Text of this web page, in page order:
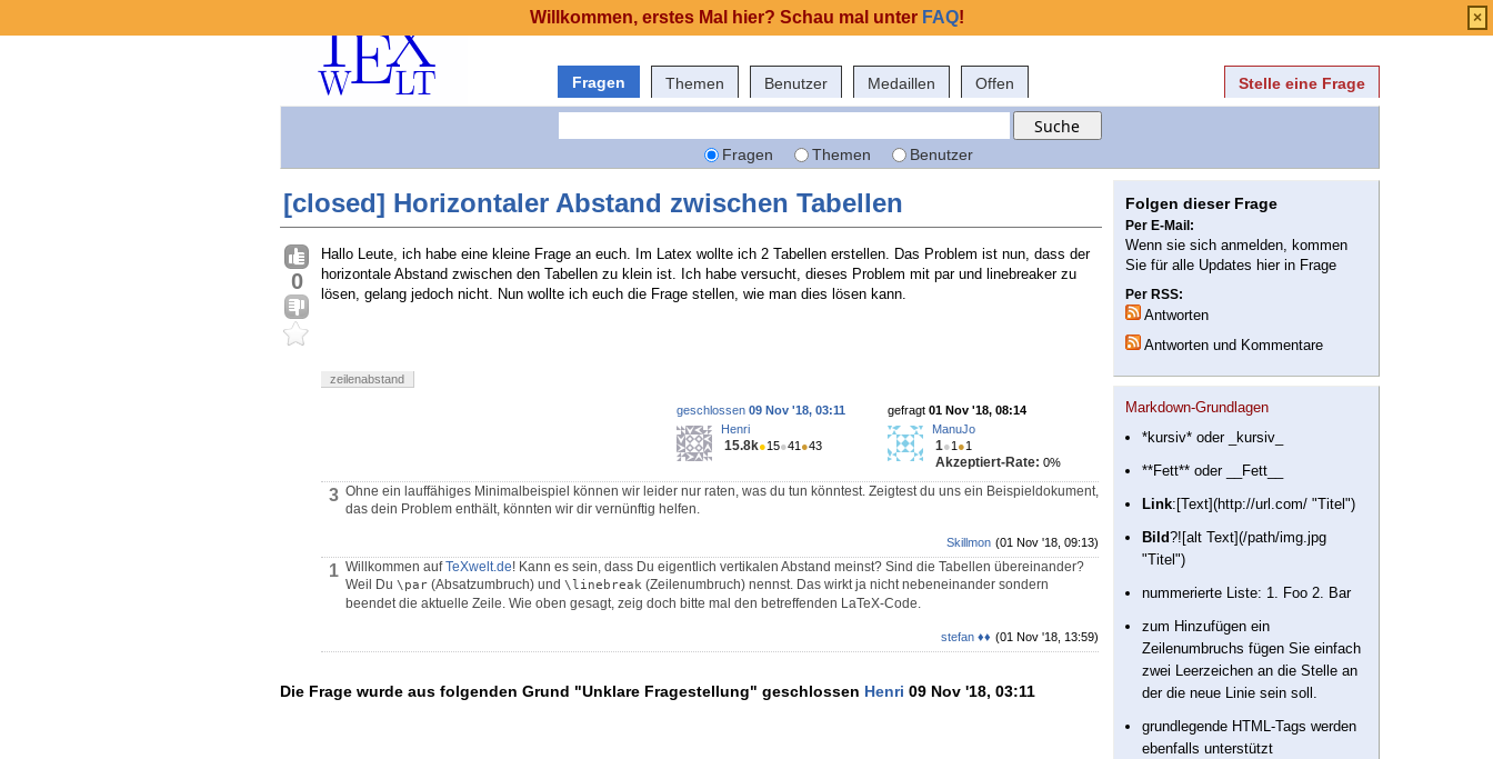
Fragen Themen Benutzer Medaillen Offen Stelle eine Frage
Fragen Themen Benutzer
[closed] Horizontaler Abstand zwischen Tabellen
0
Hallo Leute, ich habe eine kleine Frage an euch. Im Latex wollte ich 2 Tabellen erstellen. Das Problem ist nun, dass der
horizontale Abstand zwischen den Tabellen zu klein ist. Ich habe versucht, dieses Problem mit par und linebreaker zu
lösen, gelang jedoch nicht. Nun wollte ich euch die Frage stellen, wie man dies lösen kann.
zeilenabstand
gefragt 01 Nov '18, 08:14
ManuJo
1●1 ●1
Akzeptiert-Rate: 0%
geschlossen 09 Nov '18, 03:11
Henri
15.8k●15●41 ●43
3 Ohne ein lauffähiges Minimalbeispiel können wir leider nur raten, was du tun könntest. Zeigtest du uns ein Beispieldokument,
das dein Problem enthält, könnten wir dir vernünftig helfen.
(01 Nov '18, 09:13)
Skillmon
1 Willkommen aufTeXwelt.de! Kann es sein, dass Du eigentlich vertikalen Abstand meinst? Sind die Tabellen übereinander?
Weil Du \par (Absatzumbruch) und \linebreak (Zeilenumbruch) nennst. Das wirkt ja nicht nebeneinander sondern
beendet die aktuelle Zeile. Wie oben gesagt, zeig doch bitte mal den betreffenden LaTeX-Code.
(01 Nov '18, 13:59)
stefan ♦♦
Die Frage wurde aus folgenden Grund "Unklare Fragestellung" geschlossen Henri 09 Nov '18, 03:11
Folgen dieser Frage
Per E-Mail:
Wenn sie sich anmelden, kommen
Sie für alle Updates hier in Frage
Per RSS:
Antworten
Antworten und Kommentare
Markdown-Grundlagen
*kursiv* oder _kursiv_
**Fett** oder __Fett__
Link:[Text](http://url.com/ "Titel")
Bild?![alt Text](/path/img.jpg
"Titel")
nummerierte Liste: 1. Foo 2. Bar
zum Hinzufügen ein
Zeilenumbruchs fügen Sie einfach
zwei Leerzeichen an die Stelle an
der die neue Linie sein soll.
grundlegende HTML-Tags werden
ebenfalls unterstützt
Willkommen, erstes Mal hier? Schau mal unter FAQ! ×